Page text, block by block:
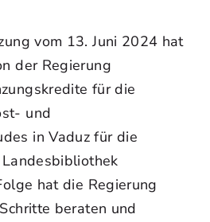
vom 13. Juni 2024 hat
der Regierung
für die
und
in Vaduz für die
hat die Regierung
beraten und